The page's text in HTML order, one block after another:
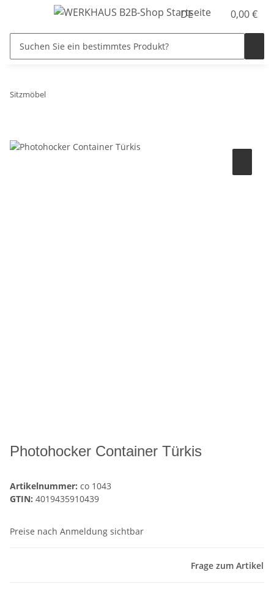
DE 0,00 €
Sitzmöbel
Photohocker Container Türkis
Artikelnummer: co 1043
GTIN: 4019435910439
Preise nach Anmeldung sichtbar
Frage zum Artikel